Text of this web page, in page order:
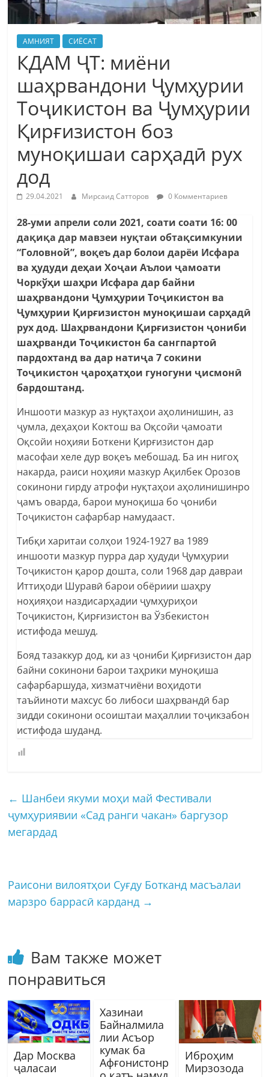
АМНИЯТ СИЁСАТ
КДАМ ҶТ: миёни
шаҳрвандони Ҷумҳурии
Тоҷикистон ва Ҷумҳурии
Қирғизистон боз
муноқишаи сарҳадӣ рух
дод
29.04.2021 Мирсаид Сатторов 0 Комментариев
28-уми апрели соли 2021, соати соати 16: 00
дақиқа дар мавзеи нуқтаи обтақсимкунии
“Головной”, воқеъ дар болои дарёи Исфара
ва ҳудуди деҳаи Хоҷаи Аълои ҷамоати
Чоркўҳи шаҳри Исфара дар байни
шаҳрвандони Ҷумҳурии Тоҷикистон ва
Ҷумҳурии Қирғизистон муноқишаи сарҳадӣ
рух дод. Шаҳрвандони Қирғизистон ҷониби
шаҳрванди Тоҷикистон ба сангпартоӣ
пардохтанд ва дар натиҷа 7 сокини
Тоҷикистон ҷароҳатҳои гуногуни ҷисмонӣ
бардоштанд.
Иншооти мазкур аз нуқтаҳои аҳолинишин, аз
ҷумла, деҳаҳои Коктош ва Оқсойи ҷамоати
Оқсойи ноҳияи Боткени Қирғизистон дар
масофаи хеле дур воқеъ мебошад. Ба ин нигоҳ
накарда, раиси ноҳияи мазкур Ақилбек Орозов
сокинони гирду атрофи нуқтаҳои аҳолинишинро
ҷамъ оварда, барои муноқиша бо ҷониби
Тоҷикистон сафарбар намудааст.
Тибқи харитаи солҳои 1924-1927 ва 1989
иншооти мазкур пурра дар ҳудуди Ҷумҳурии
Тоҷикистон қарор дошта, соли 1968 дар давраи
Иттиҳоди Шуравӣ барои обёриии шаҳру
ноҳияҳои наздисарҳадии ҷумҳуриҳои
Тоҷикистон, Қирғизистон ва Ўзбекистон
истифода мешуд.
Бояд тазаккур дод, ки аз ҷониби Қирғизистон дар
байни сокинони барои таҳрики муноқиша
сафарбаршуда, хизматчиёни воҳидоти
таъйиноти махсус бо либоси шаҳрвандӣ бар
зидди сокинони осоиштаи маҳаллии тоҷикзабон
истифода шуданд.
← Шанбеи якуми моҳи май Фестивали
ҷумҳуриявии «Сад ранги чакан» баргузор
мегардад
Раисони вилоятҳои Суғду Ботканд масъалаи
марзро баррасӣ карданд →
Вам также может
понравиться
Дар Москва
ҷаласаи
Хазинаи
Байналмила
лии Асъор
кумак ба
Афғонистонр
Иброҳим
Мирзозода